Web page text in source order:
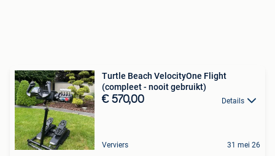
Turtle Beach VelocityOne Flight
(compleet - nooit gebruikt)
€ 570,00 Details
Verviers 31 mei 26